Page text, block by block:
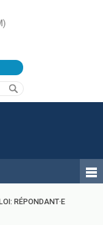
RÉPONDANT·E